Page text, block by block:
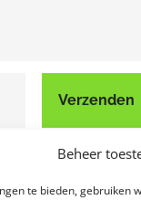
Beheer
te bieden, gebruiken
Verzenden